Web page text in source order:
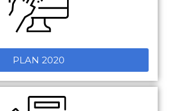
PLAN 2020